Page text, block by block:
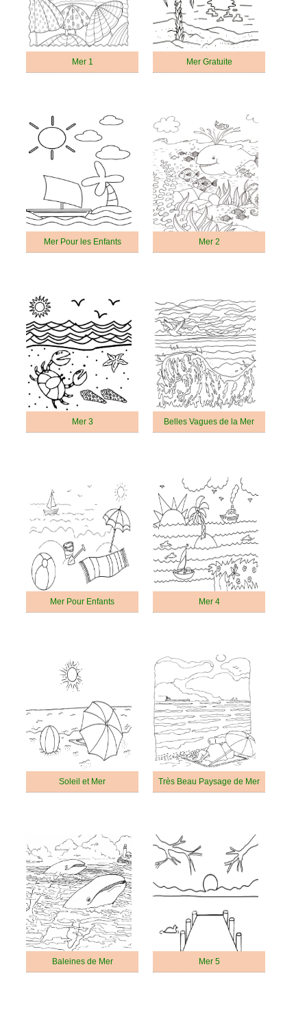
Mer 1 Mer Gratuite
Mer Pour les Enfants Mer 2
Mer 3 Belles Vagues de la Mer
Mer Pour Enfants Mer 4
Soleil et Mer Très Beau Paysage de Mer
Baleines de Mer Mer 5